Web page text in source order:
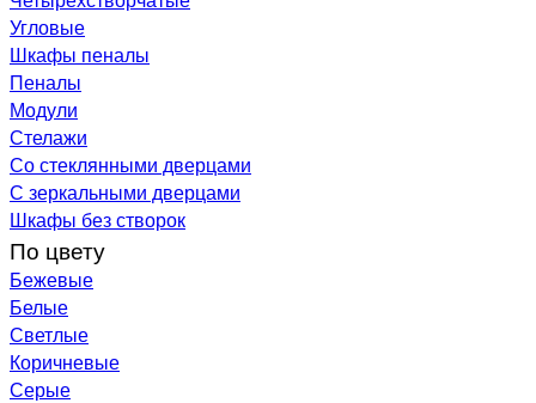
Угловые
Шкафы пеналы
Пеналы
Модули
Стелажи
Со стеклянными дверцами
С зеркальными дверцами
Шкафы без створок
По цвету
Бежевые
Белые
Светлые
Коричневые
Серые